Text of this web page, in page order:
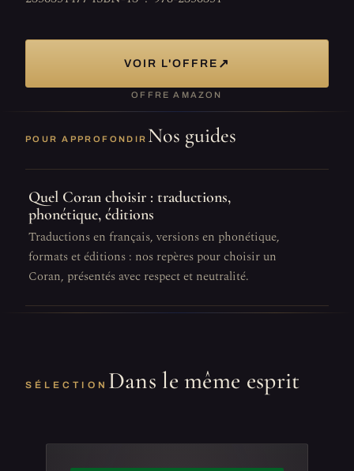
VOIR L'OFFRE ↗
OFFRE AMAZON
POUR APPROFONDIR Nos guides
Quel Coran choisir : traductions,
phonétique, éditions
Traductions en français, versions en phonétique,
formats et éditions : nos repères pour choisir un
Coran, présentés avec respect et neutralité.
SÉLECTION Dans le même esprit